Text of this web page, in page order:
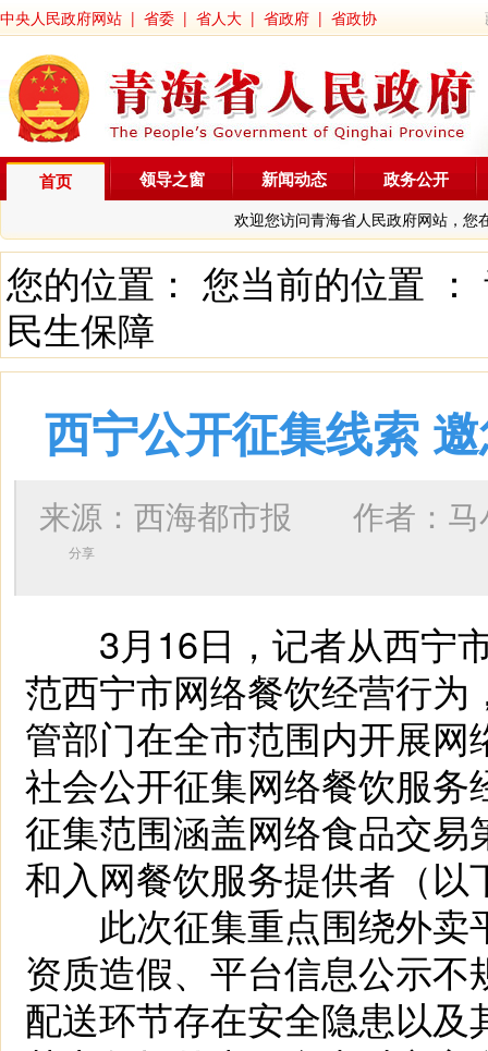
中央人民政府网站 | 省委 | 省人大 | 省政府 | 省政协
首页
欢迎您访问青海省人民政府网站，您
领导之窗 新闻动态 政务公开
您的位置： 您当前的位置 ：
民生保障
西宁公开征集线索
来源：西海都市报 作者：
分享
3月16日，记者从西宁市
范西宁市网络餐饮经营行为
管部门在全市范围内开展
社会公开征集网络餐饮服
征集范围涵盖网络食品交易
和入网餐饮服务提供者（以
此次征集重点围绕外卖
资质造假、平台信息公示
配送环节存在安全隐患以